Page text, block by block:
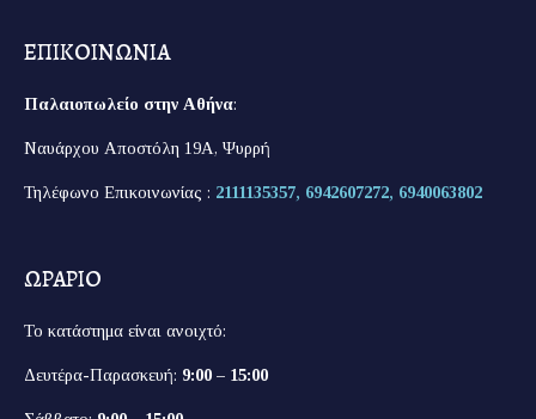
ΕΠΙΚΟΙΝΩΝΙΑ
Παλαιοπωλείο στην Αθήνα:
Ναυάρχου Αποστόλη 19Α, Ψυρρή
Τηλέφωνο Επικοινωνίας : 2111135357, 6942607272, 6940063802
ΩΡΑΡΙΟ
Το κατάστημα είναι ανοιχτό:
Δευτέρα-Παρασκευή: 9:00 – 15:00